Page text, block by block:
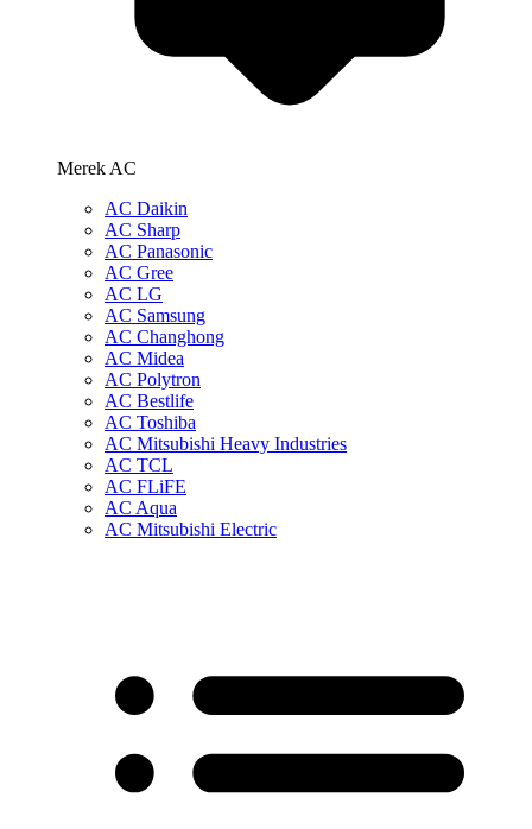
Merek AC
AC Daikin
AC Sharp
AC Panasonic
AC Gree
AC LG
AC Samsung
AC Changhong
AC Midea
AC Polytron
AC Bestlife
AC Toshiba
AC Mitsubishi Heavy Industries
AC TCL
AC FLiFE
AC Aqua
AC Mitsubishi Electric